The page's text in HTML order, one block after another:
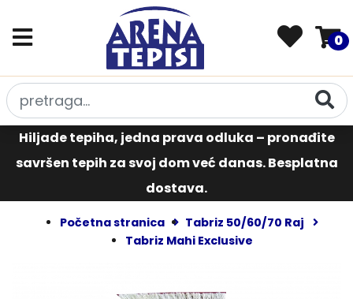
0
Hiljade tepiha, jedna prava odluka – pronađite
savršen tepih za svoj dom već danas. Besplatna
dostava.
Početna stranica
Tabriz 50/60/70 Raj
Tabriz Mahi Exclusive